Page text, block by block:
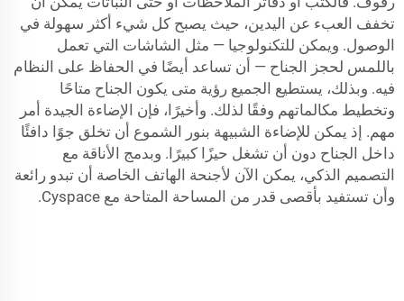
تخفف العبء عن اليدين، حيث يصبح كل شيء أكثر سهولة في
الوصول. ويمكن للتكنولوجيا — مثل الشاشات التي تعمل
باللمس لحجز الجناح — أن تساعد أيضًا في الحفاظ على النظام
فيه. وبذلك، يستطيع الجميع رؤية متى يكون الجناح متاحًا
وتخطيط مكالماتهم وفقًا لذلك. وأخيرًا، فإن الإضاءة الجيدة أمر
مهم. إذ يمكن للإضاءة الشبيهة بنور الشموع أن تخلق جوًا دافئًا
داخل الجناح دون أن تشغل حيزًا كبيرًا. وبدمج الأناقة مع
التصميم الذكي، يمكن الآن لأجنحة الهاتف الخاصة أن تبدو رائعة
وأن تستفيد بأقصى قدر من المساحة المتاحة مع Cyspace.